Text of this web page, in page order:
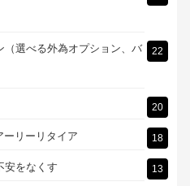
「Yjam」
数CFDを 46
選び方も大事）
） 10
19
実践結果！FX自動売買は 9